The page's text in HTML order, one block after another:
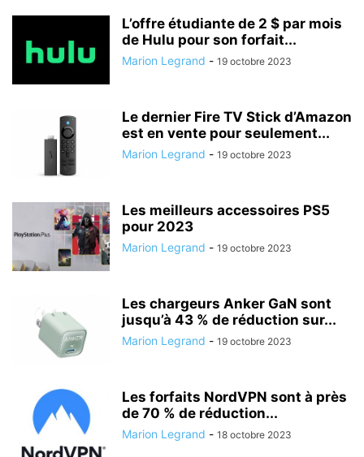
L’offre étudiante de 2 $ par mois
de Hulu pour son forfait...
Marion Legrand - 19 octobre 2023
Le dernier Fire TV Stick d’Amazon
est en vente pour seulement...
Marion Legrand - 19 octobre 2023
Les meilleurs accessoires PS5
pour 2023
Marion Legrand - 19 octobre 2023
Les chargeurs Anker GaN sont
jusqu’à 43 % de réduction sur...
Marion Legrand - 19 octobre 2023
Les forfaits NordVPN sont à près
de 70 % de réduction...
Marion Legrand - 18 octobre 2023